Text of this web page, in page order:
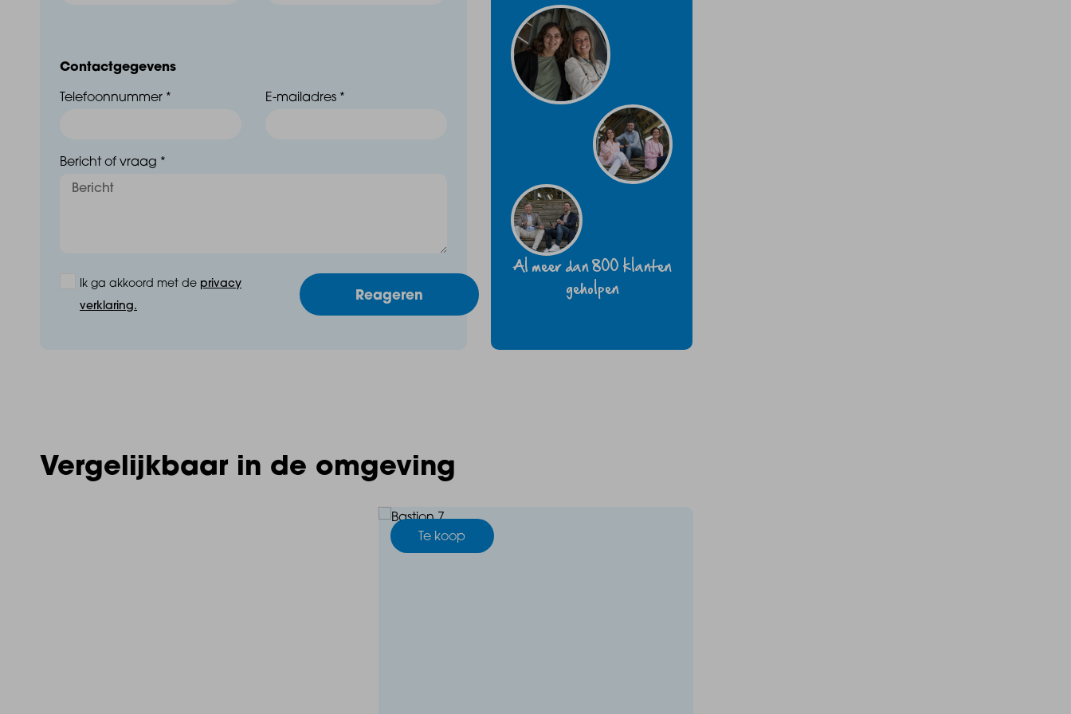
Contactgegevens
Telefoonnummer * E-mailadres *
Bericht of vraag *
Ik ga akkoord met de privacy
verklaring.
Reageren
Al meer dan 800 klanten
geholpen
Vergelijkbaar in de omgeving
Te koop